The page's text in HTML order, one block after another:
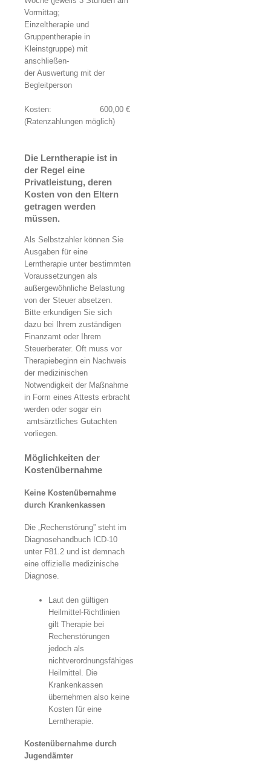
Vormittag;
Einzeltherapie und
Gruppentherapie in
Kleinstgruppe) mit
anschließen-
der Auswertung mit der
Begleitperson
Kosten: 600,00 €
(Ratenzahlungen möglich)
Die Lerntherapie ist in
der Regel eine
Privatleistung, deren
Kosten von den Eltern
getragen werden
müssen.
Als Selbstzahler können Sie
Ausgaben für eine
Lerntherapie unter bestimmten
Voraussetzungen als
außergewöhnliche Belastung
von der Steuer absetzen.
Bitte erkundigen Sie sich
dazu bei Ihrem zuständigen
Finanzamt oder Ihrem
Steuerberater. Oft muss vor
Therapiebeginn ein Nachweis
der medizinischen
Notwendigkeit der Maßnahme
in Form eines Attests erbracht
werden oder sogar ein
amtsärztliches Gutachten
vorliegen.
Möglichkeiten der
Kostenübernahme
Keine Kostenübernahme
durch Krankenkassen
Die „Rechenstörung” steht im
Diagnosehandbuch ICD-10
unter F81.2 und ist demnach
eine offizielle medizinische
Diagnose.
Laut den gültigen
Heilmittel-Richtlinien
gilt Therapie bei
Rechenstörungen
jedoch als
nichtverordnungsfähiges
Heilmittel. Die
Krankenkassen
übernehmen also keine
Kosten für eine
Lerntherapie.
Kostenübernahme durch
Jugendämter